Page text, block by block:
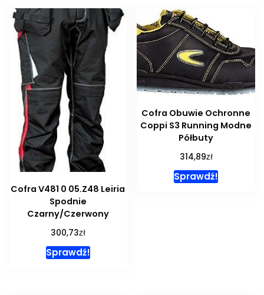
Cofra V481 0 05.Z48 Leiria
Spodnie
Czarny/Czerwony
300,73zł
Sprawdź!
Cofra Obuwie Ochronne
Coppi S3 Running Modne
Półbuty
314,89zł
Sprawdź!